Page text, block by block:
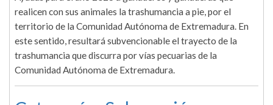
realicen con sus animales la trashumancia a pie, por el
territorio de la Comunidad Autónoma de Extremadura. En
este sentido, resultará subvencionable el trayecto de la
trashumancia que discurra por vías pecuarias de la
Comunidad Autónoma de Extremadura.